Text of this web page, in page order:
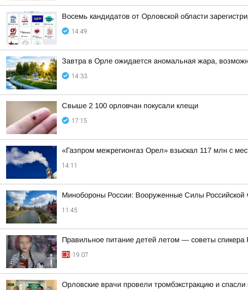
Восемь кандидатов от Орловской области
14:49
Завтра в Орле ожидается аномальная жара,
14:33
Свыше 2 100 орловчан покусали клещи
17:15
«Газпром межрегионгаз Орел» взыскал 117 млн с
14:11
Минобороны России: Вооруженные Силы
11:45
Правильное питание детей летом — советы спикера
19:07
Орловские врачи провели тромбэкстракцию и спасли